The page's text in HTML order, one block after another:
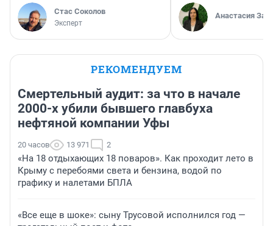
Стас Соколов
Эксперт
Анастасия
РЕКОМЕНДУЕМ
Смертельный аудит: за что в начале
2000-х убили бывшего главбуха
нефтяной компании Уфы
20 часов 13 971 2
«На 18 отдыхающих 18 поваров». Как проходит лето в
Крыму с перебоями света и бензина, водой по
графику и налетами БПЛА
«Все еще в шоке»: сыну Трусовой исполнился год —